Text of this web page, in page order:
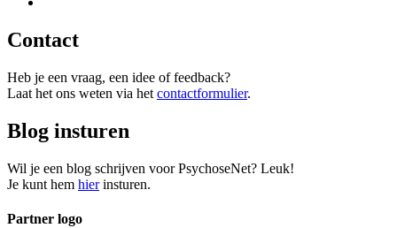
Contact
Heb je een vraag, een idee of feedback?
Laat het ons weten via het contactformulier.
Blog insturen
Wil je een blog schrijven voor PsychoseNet? Leuk!
Je kunt hem hierinsturen.
Partner logo